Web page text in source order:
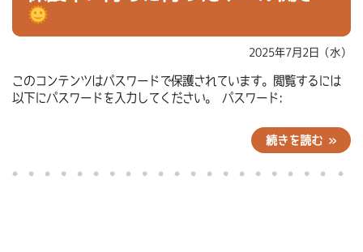
2025年7月2日（水）
このコンテンツはパスワードで保護されています。閲覧するには
以下にパスワードを入力してください。 パスワード:
続きを読む »